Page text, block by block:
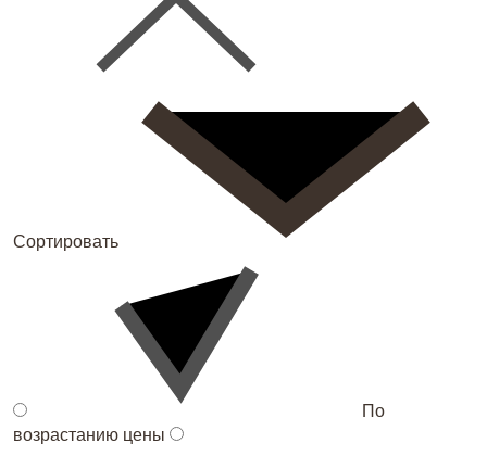
Сортировать
По
возрастанию цены